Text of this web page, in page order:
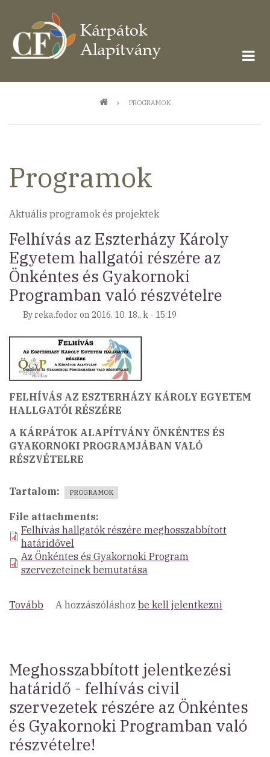
tartalomra
PROGRAMOK
Programok
Aktuális programok és projektek
Felhívás az Eszterházy Károly
Egyetem hallgatói részére az
Önkéntes és Gyakornoki
Programban való részvételre
By reka.fodor on 2016. 10. 18., k - 15:19
FELHÍVÁS AZ ESZTERHÁZY KÁROLY EGYETEM
HALLGATÓI RÉSZÉRE
A KÁRPÁTOK ALAPÍTVÁNY ÖNKÉNTES ÉS
GYAKORNOKI PROGRAMJÁBAN VALÓ
RÉSZVÉTELRE
Tartalom PROGRAMOK
File attachments
Felhívás hallgatók részére meghosszabbított
határidővel
Az Önkéntes és Gyakornoki Program
szervezeteinek bemutatása
Tovább (Felhívás
hallgatói
részére
az
Önkéntes
és
Gyakornoki
A hozzászóláshoz be kell jelentkezni
Meghosszabbított jelentkezési
határidő - felhívás civil
szervezetek részére az Önkéntes
és Gyakornoki Programban való
részvételre!